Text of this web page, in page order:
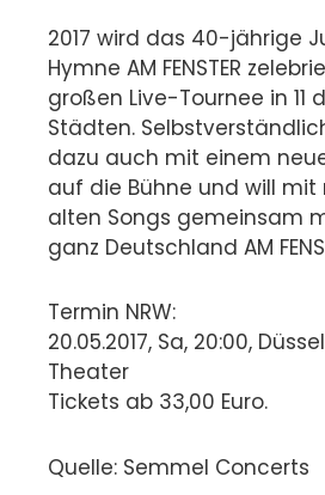
2017 wird das 40-jährige
Hymne AM FENSTER
großen Live-Tournee in 11
Städten.
dazu auch mit einem
auf die Bühne und will mit
alten Songs gemeinsam
ganz Deutschland AM
Termin NRW:
20.05.2017, Sa, 20:00,
Theater
Tickets ab 33,00 Euro.
Quelle: Semmel Concerts